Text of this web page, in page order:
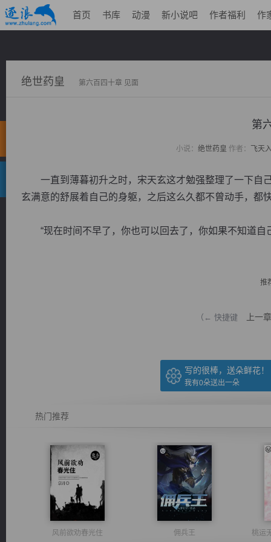
首页 书库 动漫 新小说吧 作者福利 作
绝世药皇 第六百四十章 见面
第
小说： 绝世药皇 作者： 飞天
一直到薄暮初升之时，宋天玄这才勉强整理了一下自
玄满意的舒展着自己的身躯，之后这么久都不曾动手，都
“现在时间不早了，你也可以回去了，你如果不知道自
推
（← 快捷键 上一章
写的很棒，送朵鲜花！
我有0朵送出一朵
热门推荐
风前欲劝春光住 佣兵王 桃运